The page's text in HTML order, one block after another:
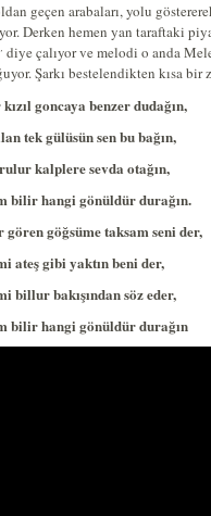
geçen arabaları, yolu
Derken hemen yan taraftaki
diye çalıyor ve melodi o anda
Şarkı bestelendikten kısa
goncaya benzer dudağın,
tek gülüsün sen bu bağın,
kalplere sevda otağın,
bilir hangi gönüldür durağın.
gören göğsüme taksam seni der,
ateş gibi yaktın beni der,
billur bakışından söz eder,
bilir hangi gönüldür durağın